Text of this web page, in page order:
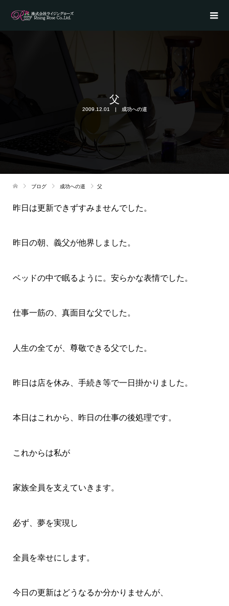
父
2009.12.01 成功への道
ブログ 成功への道 父
昨日は更新できずすみませんでした。
昨日の朝、義父が他界しました。
ベッドの中で眠るように。安らかな表情でした。
仕事一筋の、真面目な父でした。
人生の全てが、尊敬できる父でした。
昨日は店を休み、手続き等で一日掛かりました。
本日はこれから、昨日の仕事の後処理です。
これからは私が
家族全員を支えていきます。
必ず、夢を実現し
全員を幸せにします。
今日の更新はどうなるか分かりませんが、